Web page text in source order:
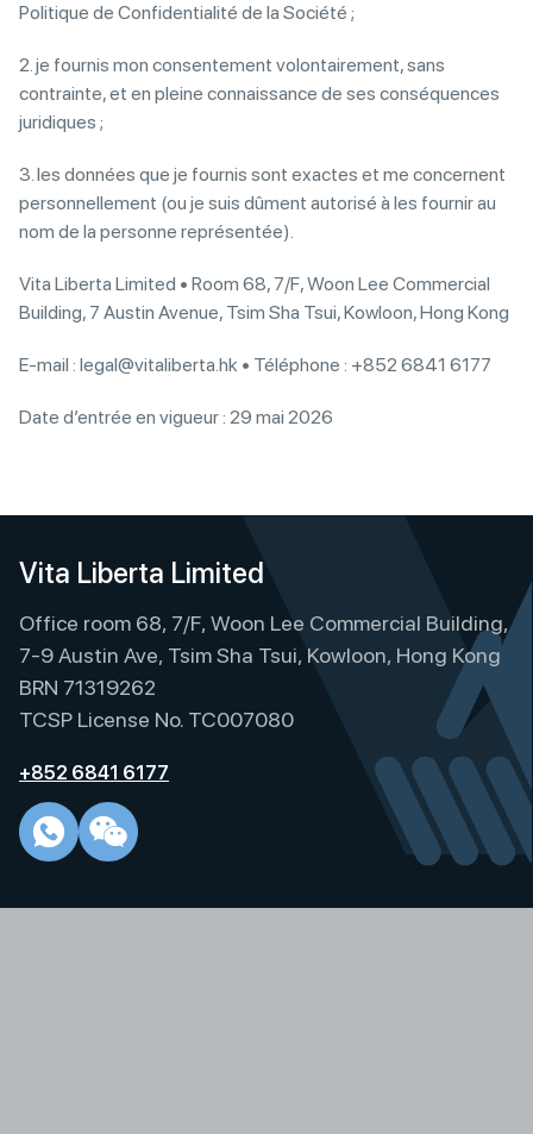
Politique de Confidentialité de la Société ;
2. je fournis mon consentement volontairement, sans
contrainte, et en pleine connaissance de ses conséquences
juridiques ;
3. les données que je fournis sont exactes et me concernent
personnellement (ou je suis dûment autorisé à les fournir au
nom de la personne représentée).
Vita Liberta Limited • Room 68, 7/F, Woon Lee Commercial
Building, 7 Austin Avenue, Tsim Sha Tsui, Kowloon, Hong Kong
E-mail : legal@vitaliberta.hk • Téléphone : +852 6841 6177
Date d’entrée en vigueur : 29 mai 2026
Vita Liberta Limited
Office room 68, 7/F, Woon Lee Commercial Building,
7-9 Austin Ave, Tsim Sha Tsui, Kowloon, Hong Kong
BRN 71319262
TCSP License No. TC007080
+852 6841 6177